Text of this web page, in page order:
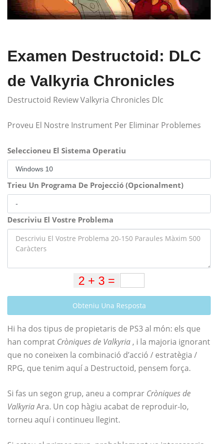
Examen Destructoid: DLC
de Valkyria Chronicles
Destructoid Review Valkyria Chronicles Dlc
Proveu El Nostre Instrument Per Eliminar Problemes
Seleccioneu El Sistema Operatiu
Trieu Un Programa De Projecció (Opcionalment)
Descriviu El Vostre Problema
Obteniu Una Resposta
Hi ha dos tipus de propietaris de PS3 al món: els que
han comprat Cròniques de Valkyria , i la majoria ignorant
que no coneixen la combinació d’acció / estratègia /
RPG, que tenim aquí a Destructoid, pensem força.
Si fas un segon grup, aneu a comprar Cròniques de
ValkyriaAra. Un cop hàgiu acabat de reproduir-lo,
torneu aquí i continueu llegint.